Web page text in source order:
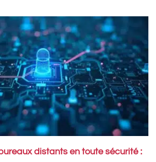
distants en toute sécurité :